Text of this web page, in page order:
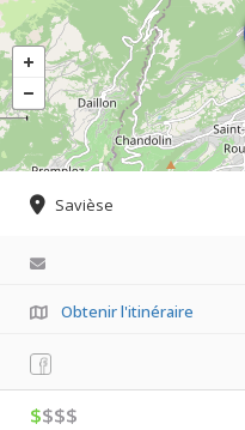
Savièse
Obtenir l'itinéraire
$$$$